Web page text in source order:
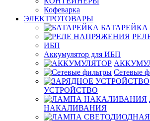
Кофеварка
ЭЛЕКТРОТОВАРЫ
БАТАРЕЙКА
ИБП
Аккумулятор для ИБП
Сетевые
УСТРОЙСТВО
НАКАЛИВАНИЯ